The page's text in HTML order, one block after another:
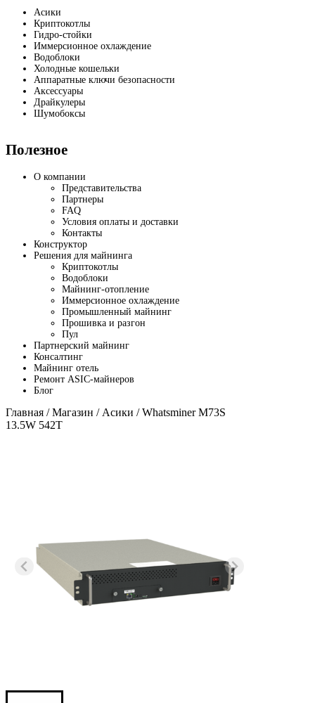
Асики
Криптокотлы
Гидро-стойки
Иммерсионное охлаждение
Водоблоки
Холодные кошельки
Аппаратные ключи безопасности
Аксессуары
Драйкулеры
Шумобоксы
Полезное
О компании
Представительства
Партнеры
FAQ
Условия оплаты и доставки
Контакты
Конструктор
Решения для майнинга
Криптокотлы
Водоблоки
Майнинг-отопление
Иммерсионное охлаждение
Промышленный майнинг
Прошивка и разгон
Пул
Партнерский майнинг
Консалтинг
Майнинг отель
Ремонт ASIC-майнеров
Блог
Главная /Магазин / Асики / Whatsminer M73S
13.5W 542T